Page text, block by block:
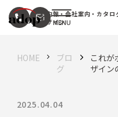
社内報・会社案内・カタロ
デザイン
HOME
ブロ
グ
これが
ザイン
2025.04.04